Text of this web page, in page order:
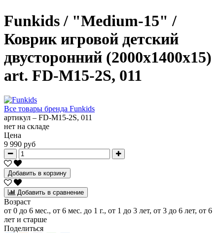
Funkids / "Medium-15" /
Коврик игровой детский
двусторонний (2000х1400х15)
art. FD-M15-2S, 011
Все товары бренда Funkids
артикул – FD-M15-2S, 011
нет на складе
Цена
9 990 руб
Добавить в корзину
Добавить в сравнение
Возраст
от 0 до 6 мес., от 6 мес. до 1 г., от 1 до 3 лет, от 3 до 6 лет, от 6
лет и старше
Поделиться